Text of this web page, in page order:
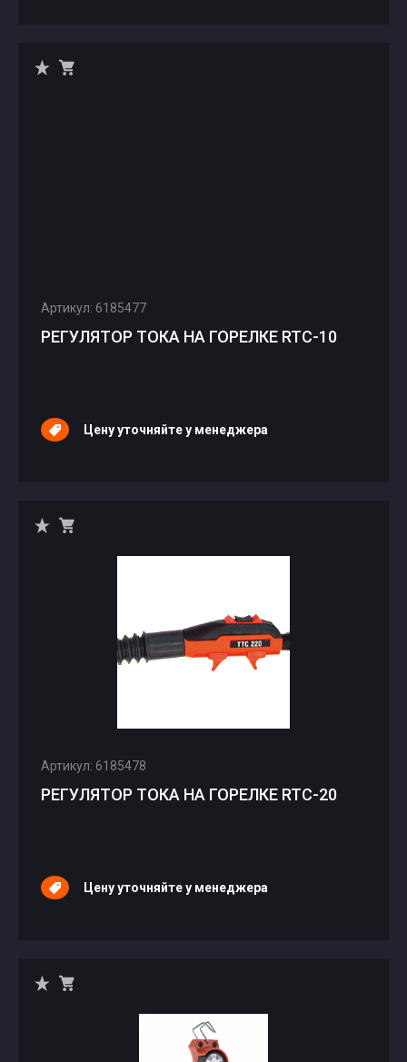
Артикул: 6185477
РЕГУЛЯТОР ТОКА НА ГОРЕЛКЕ RTC-10
Цену уточняйте у менеджера
Артикул: 6185478
РЕГУЛЯТОР ТОКА НА ГОРЕЛКЕ RTC-20
Цену уточняйте у менеджера